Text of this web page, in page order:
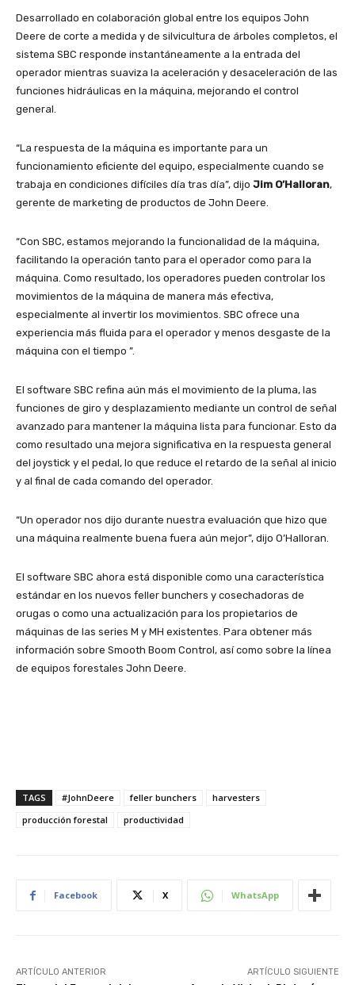
Desarrollado en colaboración global entre los equipos John
Deere de corte a medida y de silvicultura de árboles completos, el
sistema SBC responde instantáneamente a la entrada del
operador mientras suaviza la aceleración y desaceleración de las
funciones hidráulicas en la máquina, mejorando el control
general.
“La respuesta de la máquina es importante para un
funcionamiento eficiente del equipo, especialmente cuando se
trabaja en condiciones difíciles día tras día”, dijo Jim O’Halloran,
gerente de marketing de productos de John Deere.
“Con SBC, estamos mejorando la funcionalidad de la máquina,
facilitando la operación tanto para el operador como para la
máquina. Como resultado, los operadores pueden controlar los
movimientos de la máquina de manera más efectiva,
especialmente al invertir los movimientos. SBC ofrece una
experiencia más fluida para el operador y menos desgaste de la
máquina con el tiempo ”.
El software SBC refina aún más el movimiento de la pluma, las
funciones de giro y desplazamiento mediante un control de señal
avanzado para mantener la máquina lista para funcionar. Esto da
como resultado una mejora significativa en la respuesta general
del joystick y el pedal, lo que reduce el retardo de la señal al inicio
y al final de cada comando del operador.
“Un operador nos dijo durante nuestra evaluación que hizo que
una máquina realmente buena fuera aún mejor”, dijo O’Halloran.
El software SBC ahora está disponible como una característica
estándar en los nuevos feller bunchers y cosechadoras de
orugas o como una actualización para los propietarios de
máquinas de las series M y MH existentes. Para obtener más
información sobre Smooth Boom Control, así como sobre la línea
de equipos forestales John Deere.
TAGS #JohnDeere feller bunchers
harvesters
producción forestal
productividad
Facebook X WhatsApp
ARTÍCULO ANTERIOR ARTÍCULO SIGUIENTE